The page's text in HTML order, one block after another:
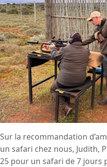
Sur la recommandation
un safari chez nous, Judith,
25 pour un safari de 7 jours